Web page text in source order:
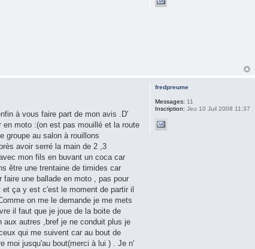
à vous faire part de mon avis .D'
moto :(on est pas mouillé et la route
groupe au salon à rouillons
avoir serré la main de 2 ,3
mon fils en buvant un coca car
être une trentaine de timides car
une ballade en moto , pas pour
ça y est c'est le moment de partir il
on me le demande je me mets
il faut que je joue de la boite de
autres ,bref je ne conduit plus je
qui me suivent car au bout de
moi jusqu'au bout(merci à lui ) . Je n'
fredpreume
Messages: 11
Inscription: Jeu 10 Juil 2008 11:37